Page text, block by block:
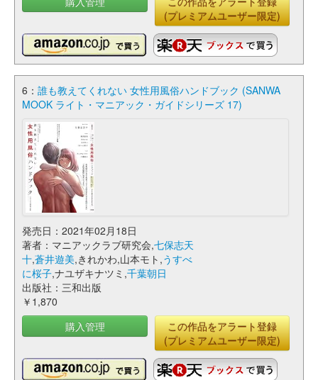
(プレミアムユーザー限定)
6： 誰も教えてくれない 女性用風俗ハンドブック (SANWA
MOOK ライト・マニアック・ガイドシリーズ 17)
発売日：2021年02月18日
著者：マニアックラブ研究会,七保志天
十,蒼井遊美,きれかわ,山本モト,うすべ
に桜子,ナユザキナツミ,千葉朝日
出版社：三和出版
￥1,870
購入管理
この作品をアラート登録
(プレミアムユーザー限定)